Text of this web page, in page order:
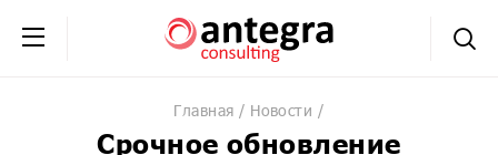
+7 (495) 230-20-02
обратная связь
Главная Новости
Срочное обновление